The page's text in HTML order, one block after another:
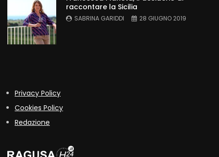
raccontare la Sicilia
SABRINA GARIDDI 28 GIUGNO 2019
Privacy Policy
Cookies Policy
Redazione